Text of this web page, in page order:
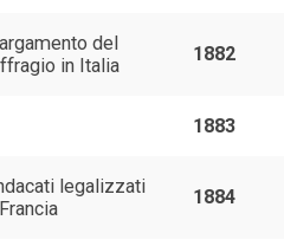
del
in Italia
1882
1883
legalizzati
1884